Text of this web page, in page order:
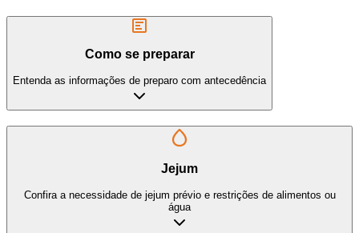
Como se preparar
Entenda as informações de preparo com antecedência
Jejum
Confira a necessidade de jejum prévio e restrições de alimentos ou
água